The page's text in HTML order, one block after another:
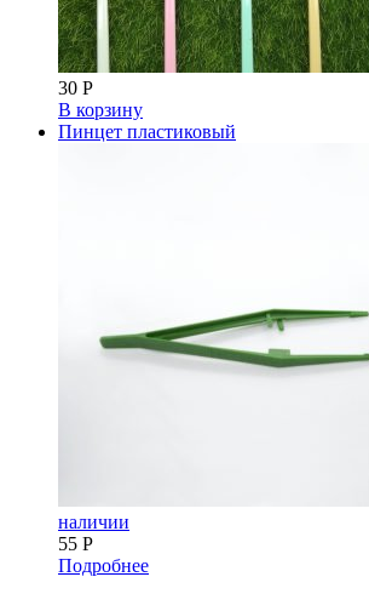
30 Р
В корзину
Пинцет пластиковый
наличии
55 Р
Подробнее